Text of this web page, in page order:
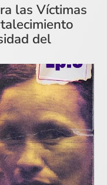
las Víctimas
del